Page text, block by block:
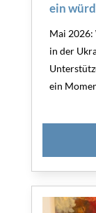
ein
Mai 2026:
in der
ein